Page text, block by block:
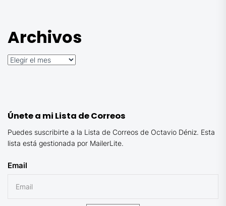
Archivos
Archivos
Únete a mi Lista de Correos
Puedes suscribirte a la Lista de Correos de Octavio Déniz. Esta
lista está gestionada por MailerLite.
Email